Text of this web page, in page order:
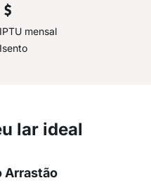
IPTU mensal
Isento
lar ideal
Arrastão